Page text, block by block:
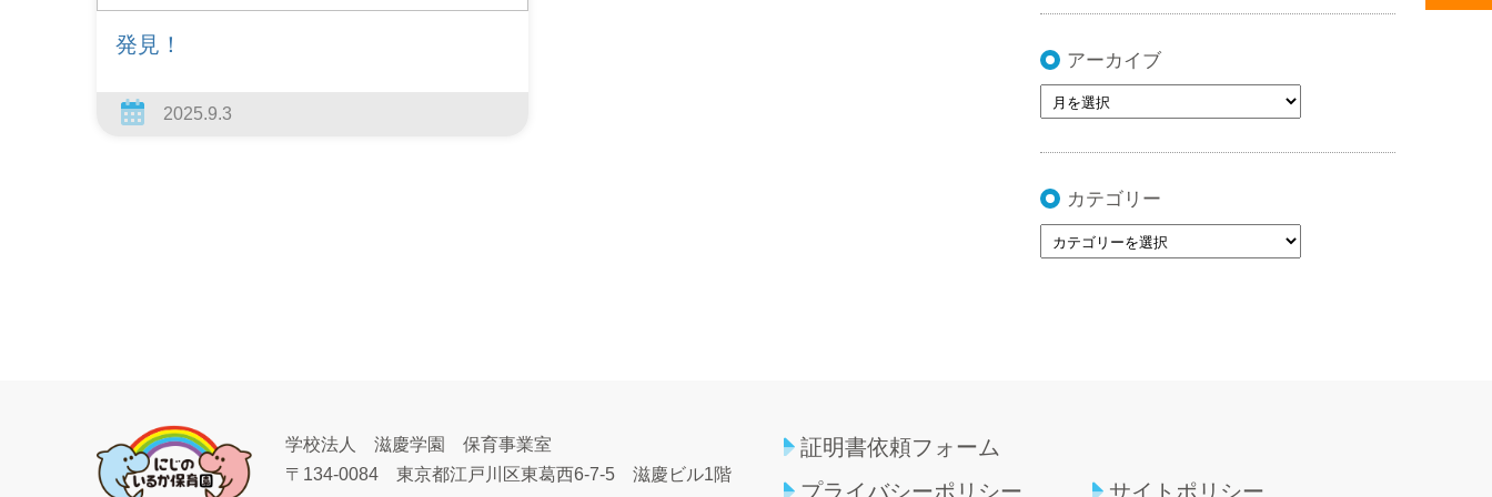
発見！
2025.9.3
アーカイブ
カテゴリー
学校法人 滋慶学園 保育事業室
〒134-0084 東京都江戸川区東葛西6-7-5 滋慶ビル1階
証明書依頼フォーム
プライバシーポリシー
サイトポリシー